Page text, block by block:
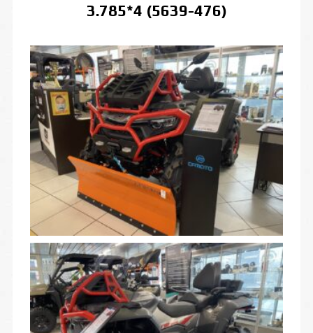
3.785*4 (5639-476)